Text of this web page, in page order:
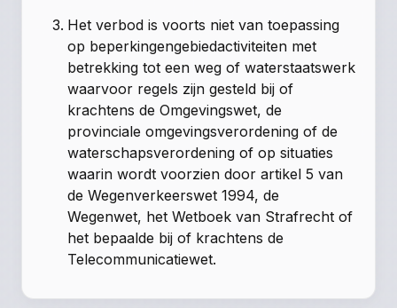
Het verbod is voorts niet van toepassing
op beperkingengebiedactiviteiten met
betrekking tot een weg of waterstaatswerk
waarvoor regels zijn gesteld bij of
krachtens de Omgevingswet, de
provinciale omgevingsverordening of de
waterschapsverordening of op situaties
waarin wordt voorzien door artikel 5 van
de Wegenverkeerswet 1994, de
Wegenwet, het Wetboek van Strafrecht of
het bepaalde bij of krachtens de
Telecommunicatiewet.